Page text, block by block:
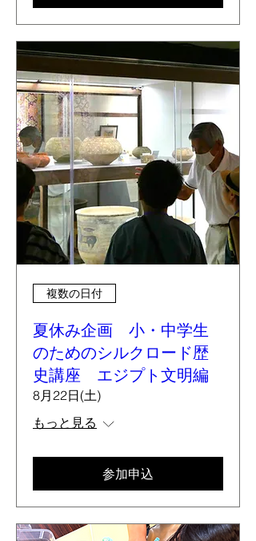
複数の日付
夏休み企画 小・中学生
のためのシルクロード歴
史講座 エジプト文明編
8月22日(土)
もっと見る
参加申込